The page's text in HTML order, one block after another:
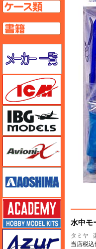
水中モ
タミヤ
当店税込
ケースペー
書籍ページへ
メーカー一
Avioni-X（
アオシマ
アズール